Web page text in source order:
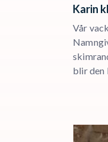
Karin
Vår
blir den